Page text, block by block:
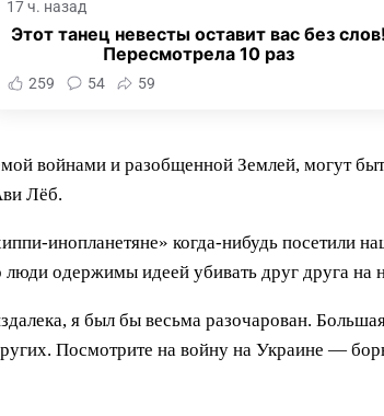
17 ч. назад
Этот танец невесты оставит вас без слов!
Пересмотрела 10 раз
259 54 59
войнами и разобщенной Землей, могут
Лёб.
инопланетяне» когда-нибудь посетили
одержимы идеей убивать друг друга на
я был бы весьма разочарован.
Посмотрите на войну на Украине —